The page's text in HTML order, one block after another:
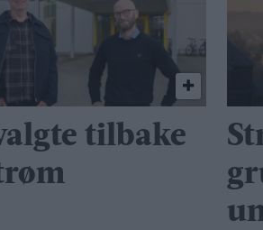
tilbake